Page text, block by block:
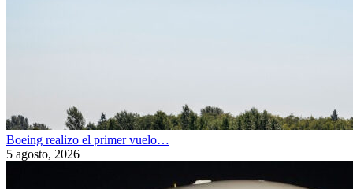
Boeing realizo el primer vuelo…
5 agosto, 2026